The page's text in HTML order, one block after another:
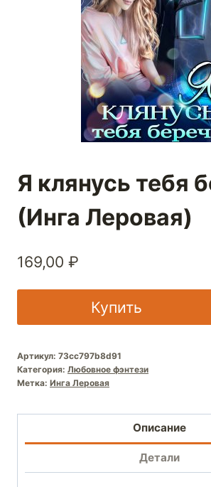
Я клянусь тебя
(Инга Леровая)
169,00 ₽
Купить
Артикул: 73cc797b8d91
Категория: Любовное фэнтези
Метка: Инга Леровая
Описание
Детали